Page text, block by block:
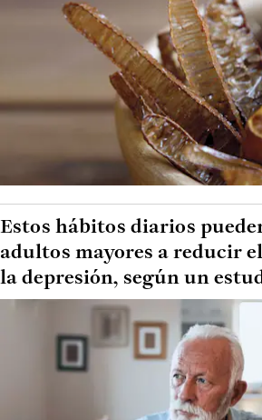
Estos hábitos diarios
adultos mayores a reducir
la depresión, según un